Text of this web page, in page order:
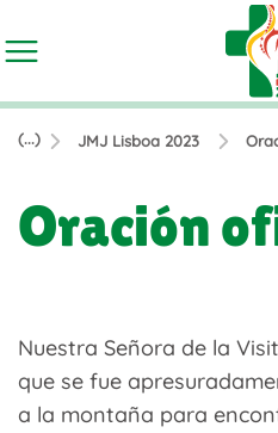
(...) JMJ Lisboa 2023
Oración
Nuestra Señora de la
que se fue
a la montaña para